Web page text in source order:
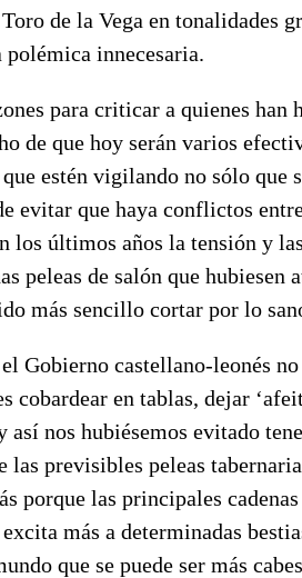
de la Vega en tonalidades
polémica innecesaria.
para criticar a quienes han
de que hoy serán varios
estén vigilando no sólo que
evitar que haya conflictos
los últimos años la tensión y
peleas de salón que
más sencillo cortar por lo
Gobierno castellano-leonés
cobardear en tablas, dejar
así nos hubiésemos evitado
las previsibles peleas
porque las principales
más a determinadas
que se puede ser más